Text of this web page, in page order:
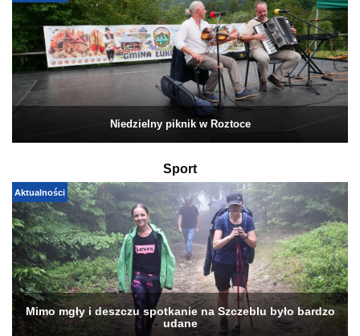
Niedzielny piknik w Roztoce
Sport
Aktualności
Mimo mgły i deszczu spotkanie na Szczeblu było bardzo
udane